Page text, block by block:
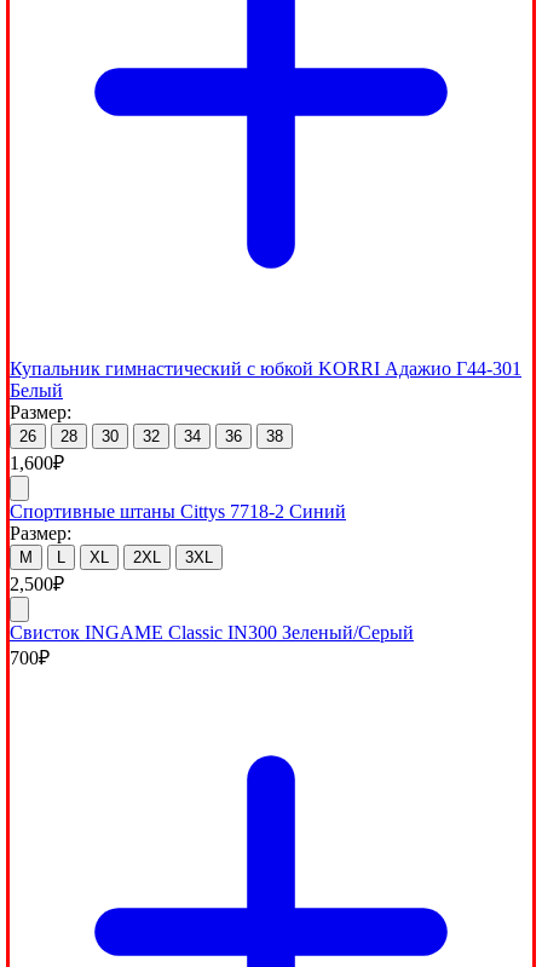
Купальник гимнастический с юбкой KORRI Адажио Г44-301
Белый
Размер:
26 28 30 32 34 36 38
1,600₽
Спортивные штаны Cittys 7718-2 Синий
Размер:
M XL 2XL 3XL
2,500₽
Свисток INGAME Classic IN300 Зеленый/Серый
700₽